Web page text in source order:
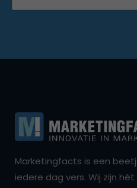
Marketingfacts is een
iedere dag vers. Wij zijn